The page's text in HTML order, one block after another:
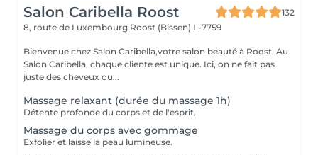
Salon Caribella Roost
132
8, route de Luxembourg Roost (Bissen) L-7759
Bienvenue chez Salon Caribella,votre salon beauté à Roost. Au
Salon Caribella, chaque cliente est unique. Ici, on ne fait pas
juste des cheveux ou...
Massage relaxant (durée du massage 1h)
Détente profonde du corps et de l'esprit.
Massage du corps avec gommage
Exfolier et laisse la peau lumineuse.